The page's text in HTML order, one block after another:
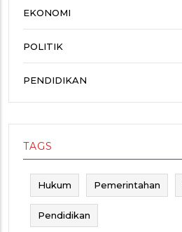
EKONOMI
POLITIK
PENDIDIKAN
TAGS
Hukum Pemerintahan
Pendidikan